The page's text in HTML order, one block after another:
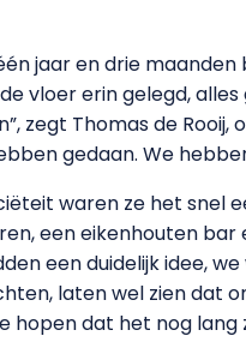
jaar en drie
vloer erin gelegd,
zegt Thomas de
gedaan. We
waren ze het snel
een eikenhouten
een duidelijk idee,
laten wel zien dat
hopen dat het nog lang